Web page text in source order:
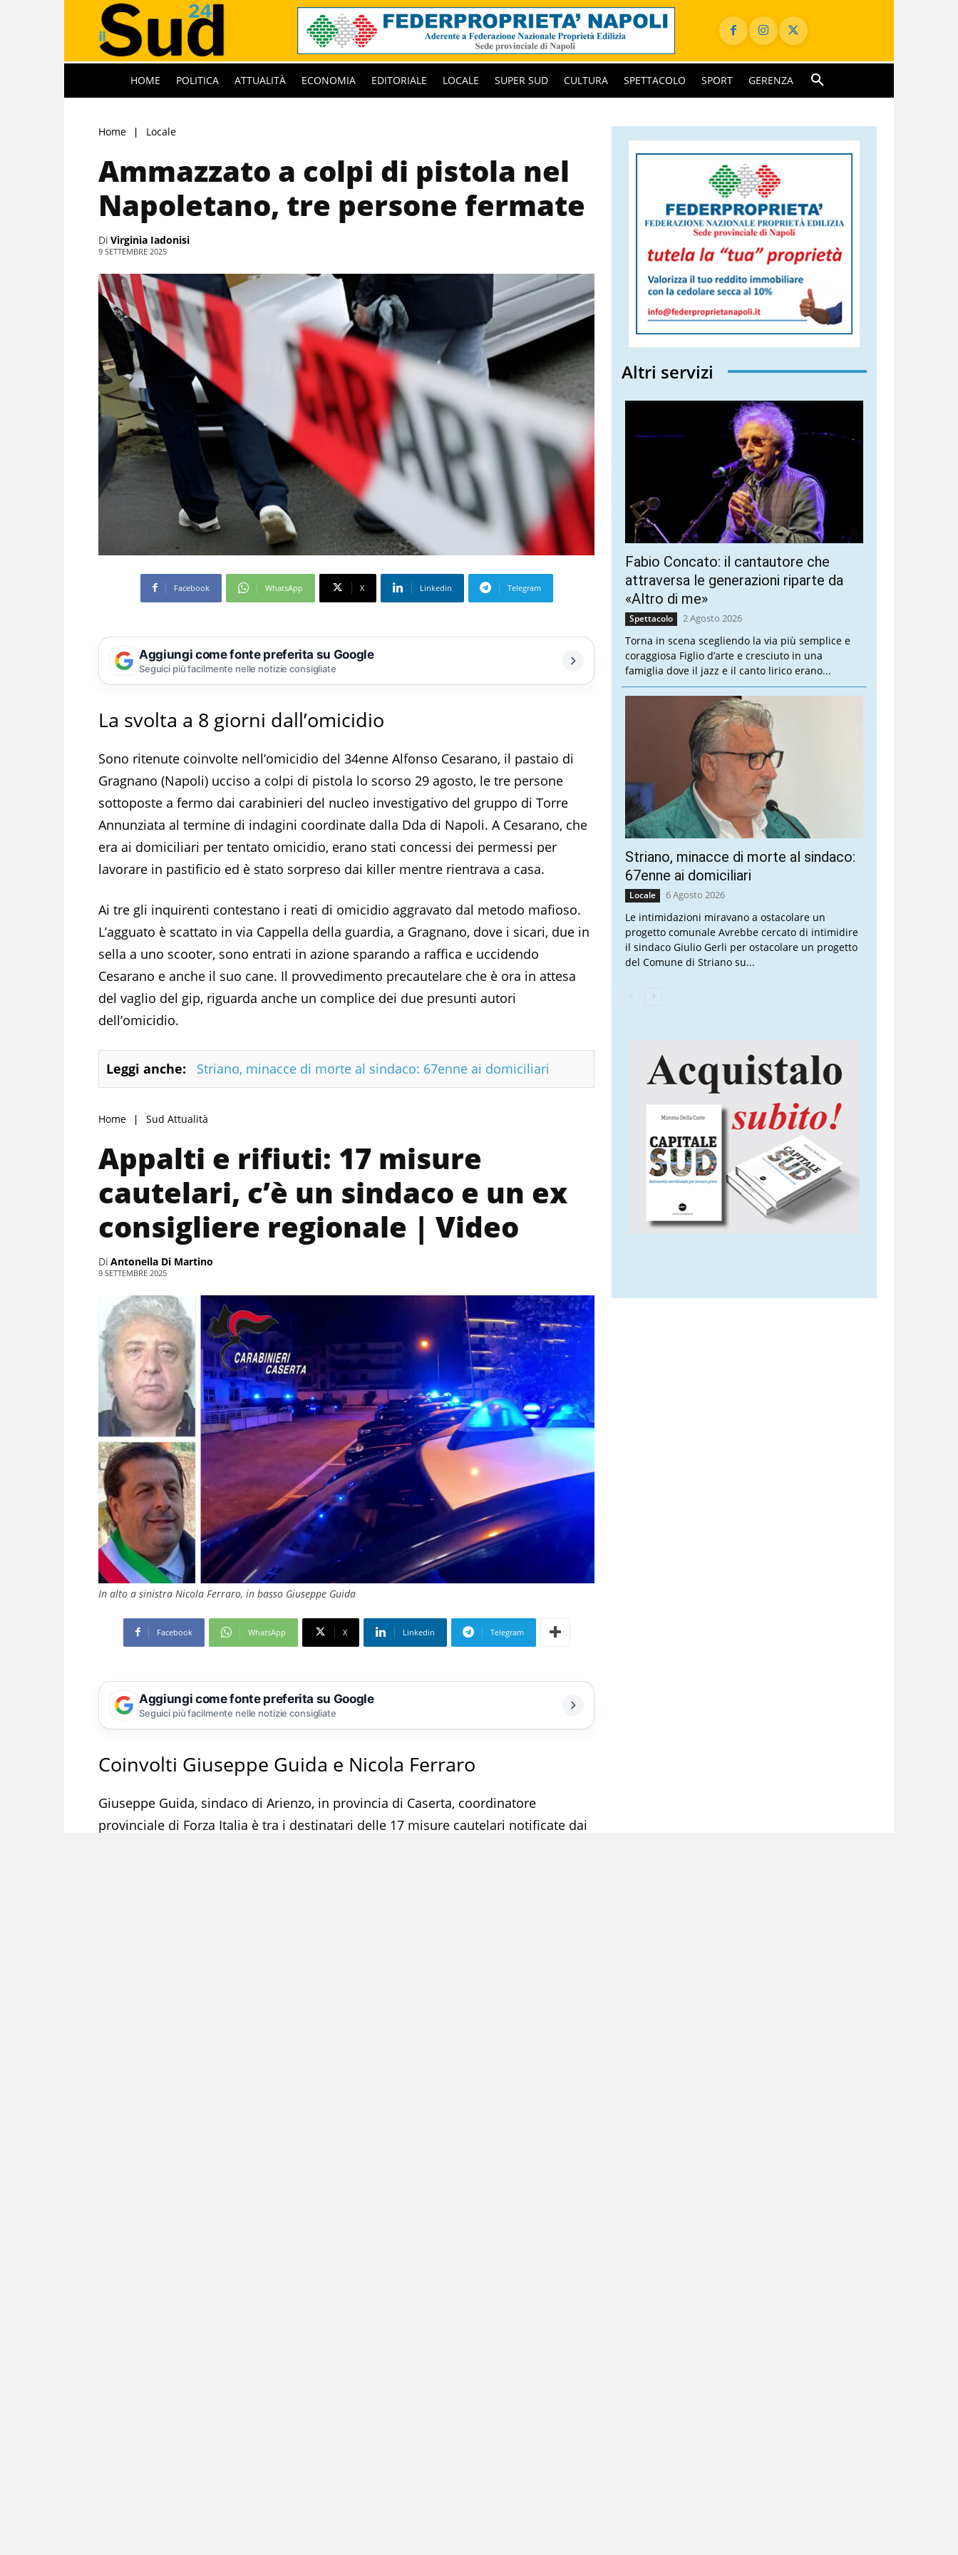
HOME POLITICA ATTUALITÀ ECONOMIA EDITORIALE LOCALE SUPER SUD CULTURA SPETTACOLO SPORT GERENZA
Home Locale
Ammazzato a colpi di pistola nel
Napoletano, tre persone fermate
Di Virginia Iadonisi
9 SETTEMBRE 2025
Facebook WhatsApp X Linkedin Telegram
Aggiungi come fonte preferita su Google
Seguici più facilmente nelle notizie consigliate
La svolta a 8 giorni dall’omicidio
Sono ritenute coinvolte nell’omicidio del 34enne Alfonso Cesarano, il pastaio di
Gragnano (Napoli) ucciso a colpi di pistola lo scorso 29 agosto, le tre persone
sottoposte a fermo dai carabinieri del nucleo investigativo del gruppo di Torre
Annunziata al termine di indagini coordinate dalla Dda di Napoli. A Cesarano, che
era ai domiciliari per tentato omicidio, erano stati concessi dei permessi per
lavorare in pastificio ed è stato sorpreso dai killer mentre rientrava a casa.
Ai tre gli inquirenti contestano i reati di omicidio aggravato dal metodo mafioso.
L’agguato è scattato in via Cappella della guardia, a Gragnano, dove i sicari, due in
sella a uno scooter, sono entrati in azione sparando a raffica e uccidendo
Cesarano e anche il suo cane. Il provvedimento precautelare che è ora in attesa
del vaglio del gip, riguarda anche un complice dei due presunti autori
dell’omicidio.
Leggi anche: Striano, minacce di morte al sindaco: 67enne ai domiciliari
Home Sud Attualità
Appalti e rifiuti: 17 misure
cautelari, c’è un sindaco e un ex
consigliere regionale | Video
Di Antonella Di Martino
9 SETTEMBRE 2025
In alto a sinistra Nicola Ferraro, in basso Giuseppe Guida
Facebook WhatsApp X Linkedin Telegram
Aggiungi come fonte preferita su Google
Seguici più facilmente nelle notizie consigliate
Coinvolti Giuseppe Guida e Nicola Ferraro
Giuseppe Guida, sindaco di Arienzo, in provincia di Caserta, coordinatore
provinciale di Forza Italia è tra i destinatari delle 17 misure cautelari notificate dai
Altri servizi
Fabio Concato: il cantautore che
attraversa le generazioni riparte da
«Altro di me»
Spettacolo 2 Agosto 2026
Torna in scena scegliendo la via più semplice e
coraggiosa Figlio d’arte e cresciuto in una
famiglia dove il jazz e il canto lirico erano...
Striano, minacce di morte al sindaco:
67enne ai domiciliari
Locale 6 Agosto 2026
Le intimidazioni miravano a ostacolare un
progetto comunale Avrebbe cercato di intimidire
il sindaco Giulio Gerli per ostacolare un progetto
del Comune di Striano su...